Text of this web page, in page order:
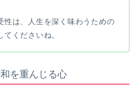
性は、人生を深く味わうための
くださいね。
を重んじる心